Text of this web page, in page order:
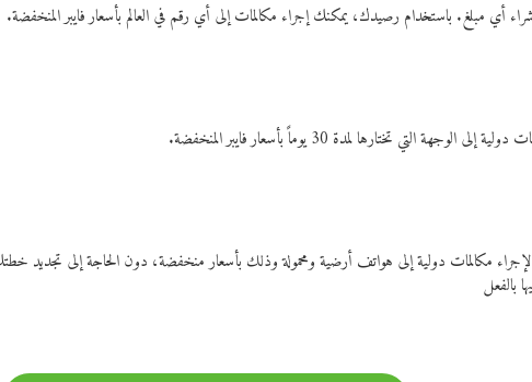
لإجراء مكالمات دولية إلى هواتف أرضية ومحمولة وذلك بأسعار منخفضة، دون الحاجة إلى
بالفعل